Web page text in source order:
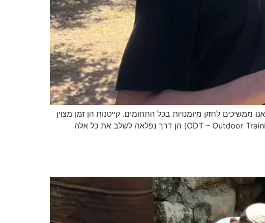
לחזק מיומנויות בכל התחומים. קייטנות הן זמן מצוין
לילדים ולנוער לחוות חוויות חדשות, ללמוד כישורים חדשים ולהתחבר עם חברים חדשים. פעילויות חוץ (ODT – Outdoor Training) הן דרך נפלאה לשלב את כל אלה